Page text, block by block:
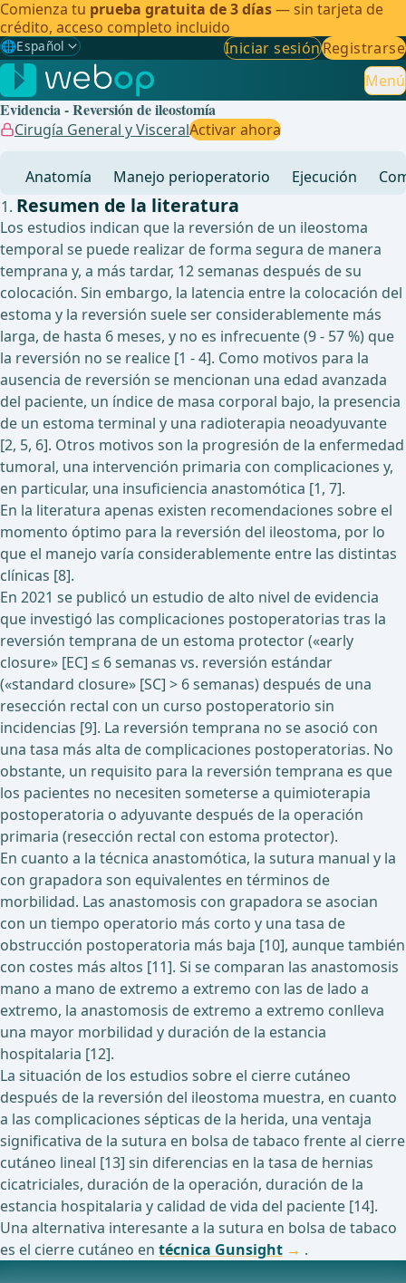
Comienza tu prueba gratuita de 3 días— sin tarjeta de
crédito, acceso completo incluido
🌐Español
Gewählte Sprache: Español
🇩🇪 Alemán
🇬🇧Inglés
🇧🇷
Iniciar sesiónRegistrarse
Menú
Evidencia - Reversión de ileostomía
Cirugía General y VisceralActivar ahora
Anatomía Manejo perioperatorio Ejecución
Resumen de la literatura
Los estudios indican que la reversión de un ileostoma
temporal se puede realizar de forma segura de manera
temprana y, a más tardar, 12 semanas después de su
colocación. Sin embargo, la latencia entre la colocación del
estoma y la reversión suele ser considerablemente más
larga, de hasta 6 meses, y no es infrecuente (9 - 57 %) que
la reversión no se realice [1 - 4]. Como motivos para la
ausencia de reversión se mencionan una edad avanzada
del paciente, un índice de masa corporal bajo, la presencia
de un estoma terminal y una radioterapia neoadyuvante
[2, 5, 6]. Otros motivos son la progresión de la enfermedad
tumoral, una intervención primaria con complicaciones y,
en particular, una insuficiencia anastomótica [1, 7].
En la literatura apenas existen recomendaciones sobre el
momento óptimo para la reversión del ileostoma, por lo
que el manejo varía considerablemente entre las distintas
clínicas [8].
En 2021 se publicó un estudio de alto nivel de evidencia
que investigó las complicaciones postoperatorias tras la
reversión temprana de un estoma protector («early
closure» [EC] ≤ 6 semanas vs. reversión estándar
(«standard closure» [SC] > 6 semanas) después de una
resección rectal con un curso postoperatorio sin
incidencias [9]. La reversión temprana no se asoció con
una tasa más alta de complicaciones postoperatorias. No
obstante, un requisito para la reversión temprana es que
los pacientes no necesiten someterse a quimioterapia
postoperatoria o adyuvante después de la operación
primaria (resección rectal con estoma protector).
En cuanto a la técnica anastomótica, la sutura manual y la
con grapadora son equivalentes en términos de
morbilidad. Las anastomosis con grapadora se asocian
con un tiempo operatorio más corto y una tasa de
obstrucción postoperatoria más baja [10], aunque también
con costes más altos [11]. Si se comparan las anastomosis
mano a mano de extremo a extremo con las de lado a
extremo, la anastomosis de extremo a extremo conlleva
una mayor morbilidad y duración de la estancia
hospitalaria [12].
La situación de los estudios sobre el cierre cutáneo
después de la reversión del ileostoma muestra, en cuanto
a las complicaciones sépticas de la herida, una ventaja
significativa de la sutura en bolsa de tabaco frente al cierre
cutáneo lineal [13] sin diferencias en la tasa de hernias
cicatriciales, duración de la operación, duración de la
estancia hospitalaria y calidad de vida del paciente [14].
Una alternativa interesante a la sutura en bolsa de tabaco
es el cierre cutáneo en técnica Gunsight
.
Estudios actualmente en curso sobre este tema